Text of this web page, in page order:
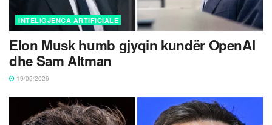
INTELIGJENCA ARTIFICIALE
Elon Musk humb gjyqin kundër OpenAI
dhe Sam Altman
19/05/2026